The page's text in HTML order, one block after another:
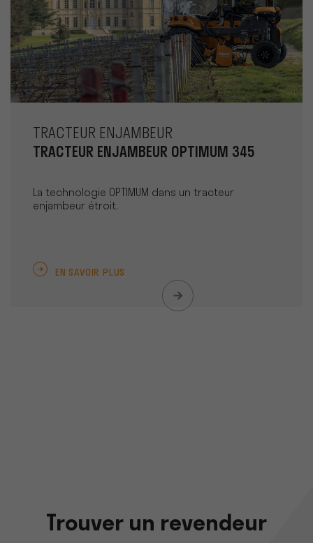
TRACTEUR ENJAMBEUR
TRACTEUR ENJAMBEUR OPTIMUM 345
La technologie OPTIMUM dans un tracteur
enjambeur étroit.
EN SAVOIR PLUS
Trouver un revendeur